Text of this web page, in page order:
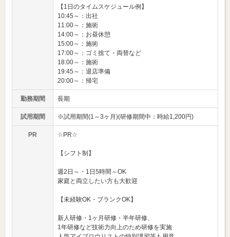
【1日のタイムスケジュール例】
10:45～：出社
11:00～：施術
14:00～：お昼休憩
15:00～：施術
17:00～：ゴミ捨て・両替など
18:00～：施術
19:45～：退店準備
20:00～：帰宅
勤務期間 長期
試用期間 ※試用期間(1～3ヶ月)(研修期間中：時給1,200円)
PR ☆PR☆
【シフト制】
週2日～・1日5時間～OK
家庭と両立したい方も大歓迎
【未経験OK・ブランクOK】
新人研修・1ヶ月研修・半年研修、
1年研修など技術力向上のため研修を実施